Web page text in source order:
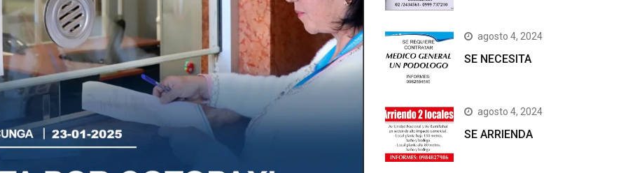
agosto 4, 2024
SE NECESITA
agosto 4, 2024
SE ARRIENDA